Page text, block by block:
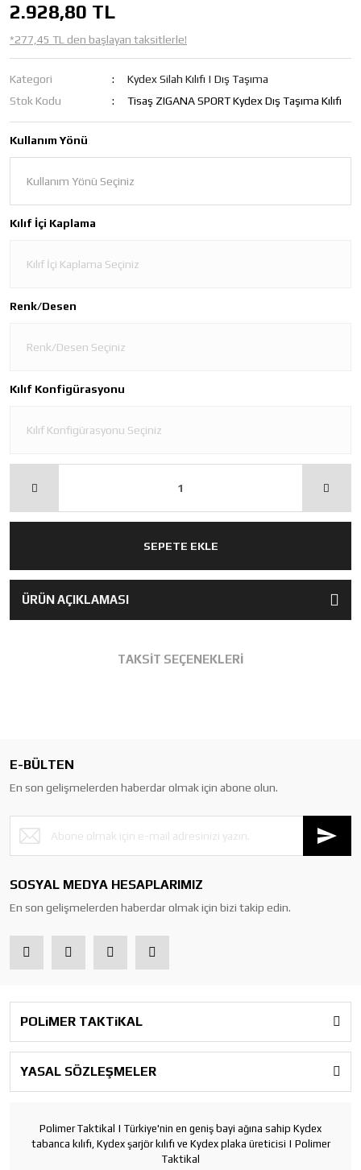
2.928,80 TL
*277,45 TL den başlayan taksitlerle!
Kategori
Kydex Silah Kılıfı | Dış Taşıma
Stok Kodu
Tisaş ZIGANA SPORT Kydex Dış Taşıma Kılıfı
Kullanım Yönü
Kılıf İçi Kaplama
Renk/Desen
Kılıf Konfigürasyonu
SEPETE EKLE
ÜRÜN AÇIKLAMASI
TAKSİT SEÇENEKLERİ
E-BÜLTEN
En son gelişmelerden haberdar olmak için abone olun.
SOSYAL MEDYA HESAPLARIMIZ
En son gelişmelerden haberdar olmak için bizi takip edin.
POLiMER TAKTiKAL
YASAL SÖZLEŞMELER
Polimer Taktikal | Türkiye'nin en geniş bayi ağına sahip Kydex
tabanca kılıfı, Kydex şarjör kılıfı ve Kydex plaka üreticisi | Polimer
Taktikal